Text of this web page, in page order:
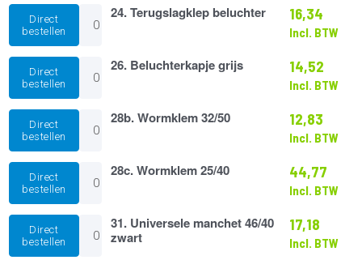
aantal
Direct
bestellen
24.
Terugslagklep
beluchter
aantal
24. Terugslagklep beluchter 16,34
Incl. BTW
Direct
bestellen
26.
Beluchterkapje
grijs
aantal
26. Beluchterkapje grijs 14,52
Incl. BTW
Direct
bestellen
28b.
Wormklem
32/50
aantal
28b. Wormklem 32/50 12,83
Incl. BTW
Direct
bestellen
28c.
Wormklem
25/40
aantal
28c. Wormklem 25/40 44,77
Incl. BTW
Direct
bestellen
31.
Universele
manchet
31. Universele manchet 46/40
zwart
17,18
Incl. BTW